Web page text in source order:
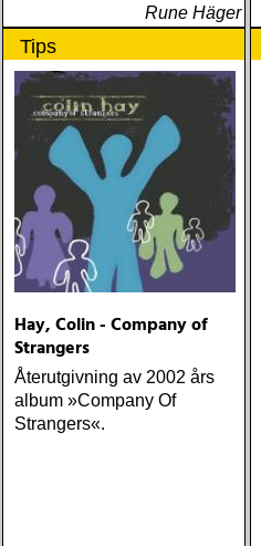
Rune Häger
Tips
Hay, Colin - Company of
Strangers
Återutgivning av 2002 års
album »Company Of
Strangers«.